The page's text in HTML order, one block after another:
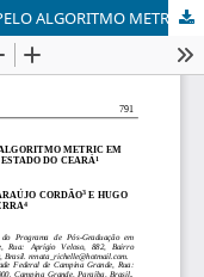
PARÂMETROS BIOFÍSICOS ESTIMADOS PELO ALGORITMO METRIC EM ÁREA NO SEMIÁRIDO DO ESTADO DO CEARÁ